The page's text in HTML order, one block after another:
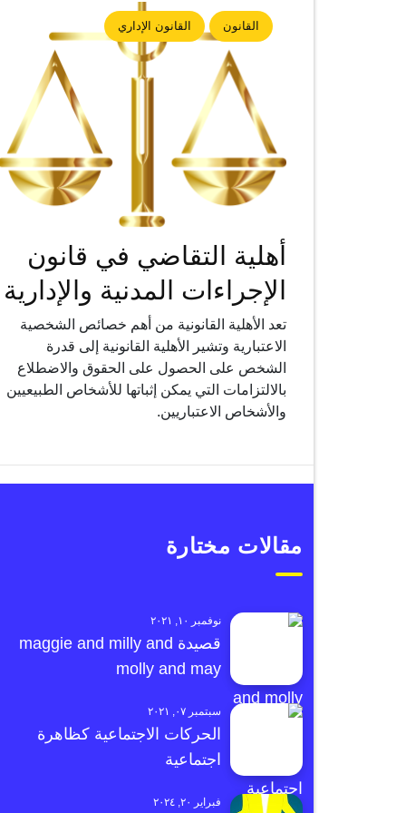
القانون القانون الإداري
أهلية التقاضي في قانون
الإجراءات المدنية والإدارية
تعد الأهلية القانونية من أهم خصائص الشخصية
الاعتبارية وتشير الأهلية القانونية إلى قدرة
الشخص على الحصول على الحقوق والاضطلاع
بالالتزامات التي يمكن إثباتها للأشخاص الطبيعيين
والأشخاص الاعتباريين.
مقالات مختارة
نوفمبر ١٠, ٢٠٢١
قصيدة maggie and milly and
molly and may
سبتمبر ٠٧, ٢٠٢١
الحركات الاجتماعية كظاهرة
اجتماعية
فبراير ٢٠, ٢٠٢٤